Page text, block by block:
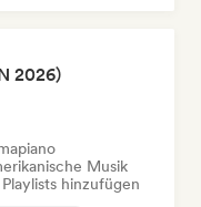
2026)
Musik
hinzufügen